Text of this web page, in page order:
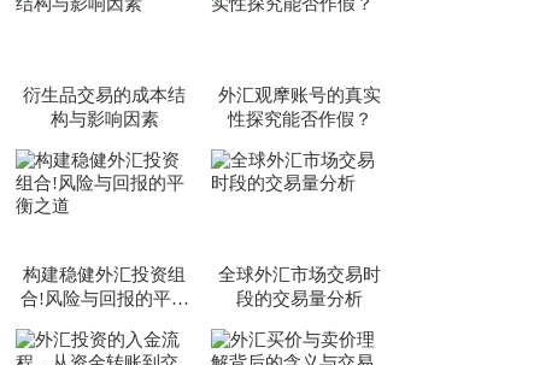
衍生品交易的成本结
构与影响因素
外汇观摩账号的真实
性探究能否作假？
构建稳健外汇投资组
合!风险与回报的平衡
全球外汇市场交易时
段的交易量分析